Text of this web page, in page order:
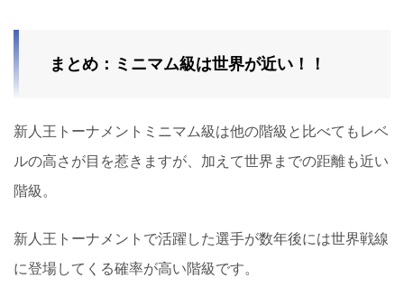
まとめ：ミニマム級は世界が近い！！
新人王トーナメントミニマム級は他の階級と比べてもレベ
ルの高さが目を惹きますが、加えて世界までの距離も近い
階級。
新人王トーナメントで活躍した選手が数年後には世界戦線
に登場してくる確率が高い階級です。